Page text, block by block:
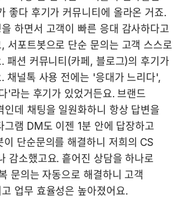
좋다 후기가 커뮤니티에 올라온 거죠.
하면서 고객이 빠른 응대 감사하다고
서포트봇으로 단순 문의는 고객 스스로
패션 커뮤니티(카페, 블로그)의 후기가
채널톡 사용 전에는 '응대가 느리다',
'라는 후기가 있었거든요. 브랜드
인데 채팅을 일원화하니 항상 답변을
그램 DM도 이젠 1분 안에 답장하고
이 단순문의를 해결하니 저희의 CS
감소했고요. 흩어진 상담을 하나로
문의는 자동으로 해결하니 고객